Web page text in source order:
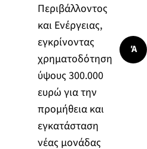
Περιβάλλοντος
και Ενέργειας,
εγκρίνοντας
χρηματοδότηση
ύψους 300.000
ευρώ για την
προμήθεια και
εγκατάσταση
νέας μονάδας
Ά